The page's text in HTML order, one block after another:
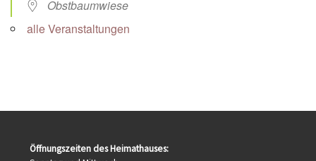
Obstbaumwiese
alle Veranstaltungen
Öffnungszeiten des Heimathauses: